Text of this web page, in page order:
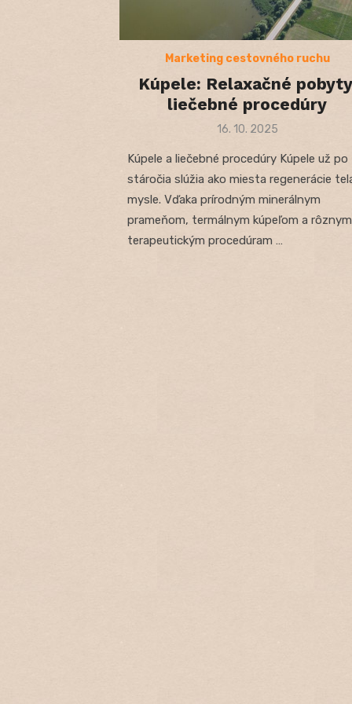
Marketing cestovného ruchu
Kúpele: Relaxačné
liečebné procedúry
Posted
16. 10. 2025
Kúpele a liečebné procedúry Kúpele už po
stáročia slúžia ako miesta regenerácie
mysle. Vďaka prírodným minerálnym
prameňom, termálnym kúpeľom a rôznym
terapeutickým procedúram …